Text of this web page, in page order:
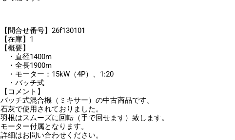
【問合せ番号】26f130101
【在庫】1
【概要】
・直径1400m
・全長1900m
・モーター：15kW（4P）、1:20
・バッチ式
【コメント】
バッチ式混合機（ミキサー）の中古商品です。
石灰で使用されておりました。
羽根はスムーズに回転（手で回せます）致します。
モーター付属となります。
詳細はお問い合わせください。